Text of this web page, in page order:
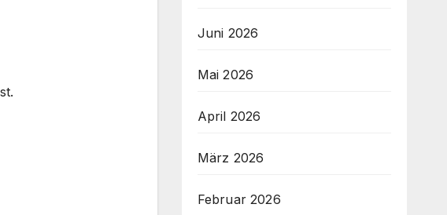
Juni 2026
Mai 2026
April 2026
März 2026
Februar 2026